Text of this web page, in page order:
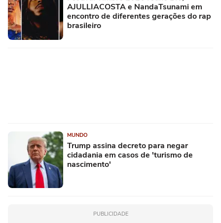
AJULLIACOSTA e NandaTsunami em
encontro de diferentes gerações do rap
brasileiro
MUNDO
Trump assina decreto para negar
cidadania em casos de 'turismo de
nascimento'
PUBLICIDADE